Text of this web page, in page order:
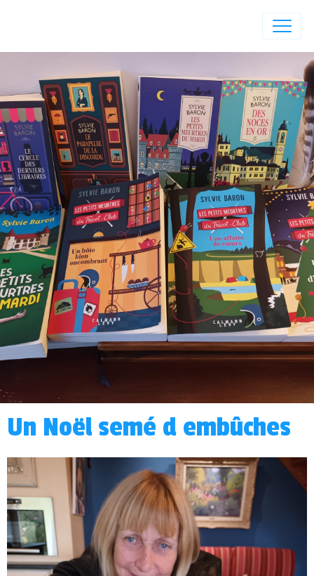
Un Noël semé d embûches